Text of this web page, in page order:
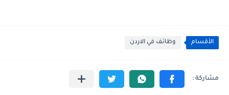
الأقسام وظائف في الاردن